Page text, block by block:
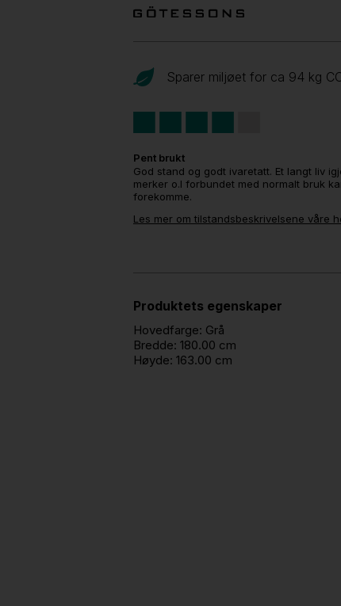
Sparer miljøet for ca 94 kg
Pent brukt
God stand og godt ivaretatt. Et langt liv
merker o.l forbundet med normalt bruk
forekomme.
Les mer om tilstandsbeskrivelsene våre
Produktets egenskaper
Hovedfarge: Grå
Bredde: 180.00 cm
Høyde: 163.00 cm